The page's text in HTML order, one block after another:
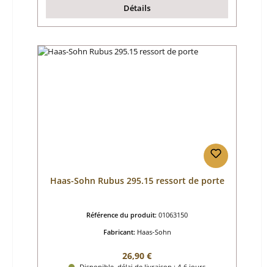
Détails
Haas-Sohn Rubus 295.15 ressort de porte
Référence du produit: 01063150
Fabricant: Haas-Sohn
Prix régulier :
26,90 €